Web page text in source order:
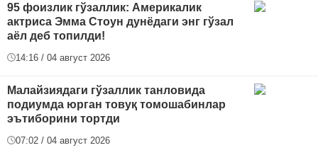
95 фоизлик гўзаллик: Америкалик
актриса Эмма Стоун дунёдаги энг гўзал
аёл деб топилди!
14:16 / 04 август 2026
Малайзиядаги гўзаллик танловида
подиумда юрган товуқ томошабинлар
эътиборини тортди
07:02 / 04 август 2026